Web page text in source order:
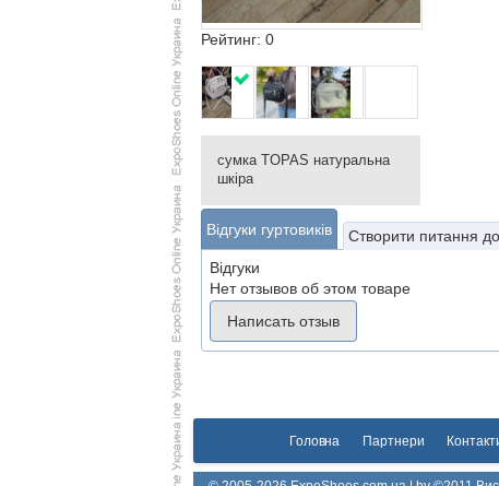
Рейтинг: 0
сумка TOPAS натуральна
шкіра
Відгуки гуртовиків
Створити питання
Відгуки
Нет отзывов об этом товаре
Написать отзыв
Головна Партнери